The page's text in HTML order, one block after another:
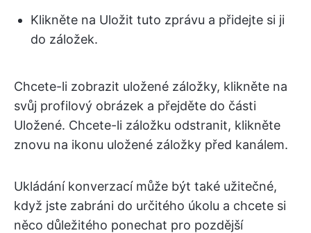
Klikněte na Uložit tuto zprávu a přidejte si ji
do záložek.
Chcete-li zobrazit uložené záložky, klikněte na
svůj profilový obrázek a přejděte do části
Uložené. Chcete-li záložku odstranit, klikněte
znovu na ikonu uložené záložky před kanálem.
Ukládání konverzací může být také užitečné,
když jste zabráni do určitého úkolu a chcete si
něco důležitého ponechat pro pozdější